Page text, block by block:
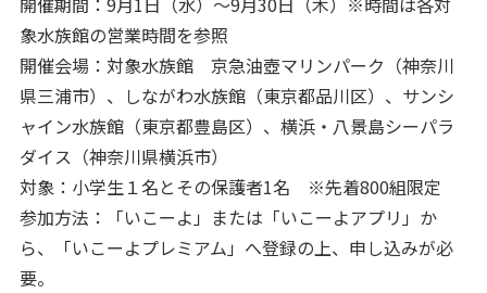
象水族館の営業時間を参照
開催会場：対象水族館 京急油壺マリンパーク（神奈川
県三浦市）、しながわ水族館（東京都品川区）、サンシ
ャイン水族館（東京都豊島区）、横浜・八景島シーパラ
ダイス（神奈川県横浜市）
対象：小学生１名とその保護者1名 ※先着800組限定
参加方法：「いこーよ」または「いこーよアプリ」か
ら、「いこーよプレミアム」へ登録の上、申し込みが必
要。